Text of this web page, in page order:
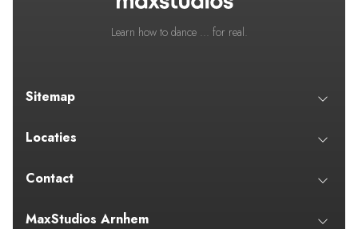
Learn how to dance ... for real.
Sitemap
Locaties
Contact
MaxStudios Arnhem